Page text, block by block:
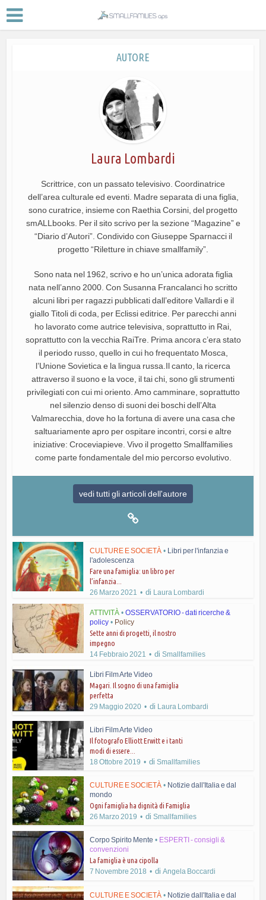
AUTORE
Laura Lombardi
Scrittrice, con un passato televisivo. Coordinatrice
dell’area culturale ed eventi. Madre separata di una figlia,
sono curatrice, insieme con Raethia Corsini, del progetto
smALLbooks. Per il sito scrivo per la sezione “Magazine” e
“Diario d’Autori”. Condivido con Giuseppe Sparnacci il
progetto “Riletture in chiave smallfamily”.
Sono nata nel 1962, scrivo e ho un’unica adorata figlia
nata nell’anno 2000. Con Susanna Francalanci ho scritto
alcuni libri per ragazzi pubblicati dall’editore Vallardi e il
giallo Titoli di coda, per Eclissi editrice. Per parecchi anni
ho lavorato come autrice televisiva, soprattutto in Rai,
soprattutto con la vecchia RaiTre. Prima ancora c’era stato
il periodo russo, quello in cui ho frequentato Mosca,
l’Unione Sovietica e la lingua russa.Il canto, la ricerca
attraverso il suono e la voce, il tai chi, sono gli strumenti
privilegiati con cui mi oriento. Amo camminare, soprattutto
nel silenzio denso di suoni dei boschi dell’Alta
Valmarecchia, dove ho la fortuna di avere una casa che
saltuariamente apro per ospitare incontri, corsi e altre
iniziative: Croceviapieve. Vivo il progetto Smallfamilies
come parte fondamentale del mio percorso evolutivo.
vedi tutti gli articoli dell'autore
CULTURE E SOCIETÀ • Libri per l'infanzia e
l'adolescenza
Fare una famiglia: un libro per
l’infanzia...
26 Marzo 2021
di Laura Lombardi
ATTIVITÀ • OSSERVATORIO - dati ricerche &
policy • Policy
Sette anni di progetti, il nostro
impegno
14 Febbraio 2021
diSmallfamilies
Libri Film Arte Video
Magari. Il sogno di una famiglia
perfetta
29 Maggio 2020
di Laura Lombardi
Libri Film Arte Video
Il fotografo Elliott Erwitt e i tanti
modi di essere...
18 Ottobre 2019
diSmallfamilies
CULTURE E SOCIETÀ • Notizie dall'Italia e dal
mondo
Ogni famiglia ha dignità di Famiglia
26 Marzo 2019
diSmallfamilies
Corpo Spirito Mente • ESPERTI - consigli &
convenzioni
La famiglia è una cipolla
7 Novembre 2018
diAngela Boccardi
CULTURE E SOCIETÀ • Notizie dall'Italia e dal